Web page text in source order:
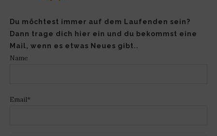
Du möchtest immer auf dem Laufenden sein?
Dann trage dich hier ein und du bekommst eine
Mail, wenn es etwas Neues gibt..
Name
Email*